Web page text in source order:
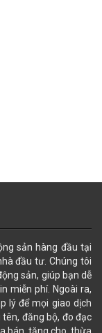
sản hàng đầu tại
đầu tư. Chúng tôi
sản, giúp bạn dễ
miễn phí. Ngoài ra,
lý để mọi giao dịch
đăng bộ, đo đạc
bán, tặng cho, thừa